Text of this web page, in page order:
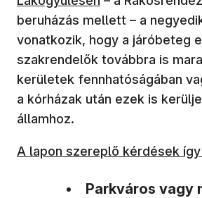
beruházás mellett – a
vonatkozik, hogy a járóbeteg
szakrendelők továbbra is
kerületek fennhatóságában
a kórházak után ezek is
államhoz.
A lapon szereplő kérdések
Parkváros vagy